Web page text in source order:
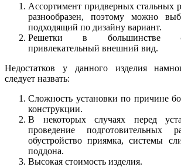
Ассортимент придверных стальных
разнообразен, поэтому можно
подходящий по дизайну вариант.
Решетки в большинстве
привлекательный внешний вид.
Недостатков у данного изделия
следует назвать:
Сложность установки по причине
конструкции.
В некоторых случаях перед
проведение подготовительных
обустройство приямка, системы
поддона.
Высокая стоимость изделия.